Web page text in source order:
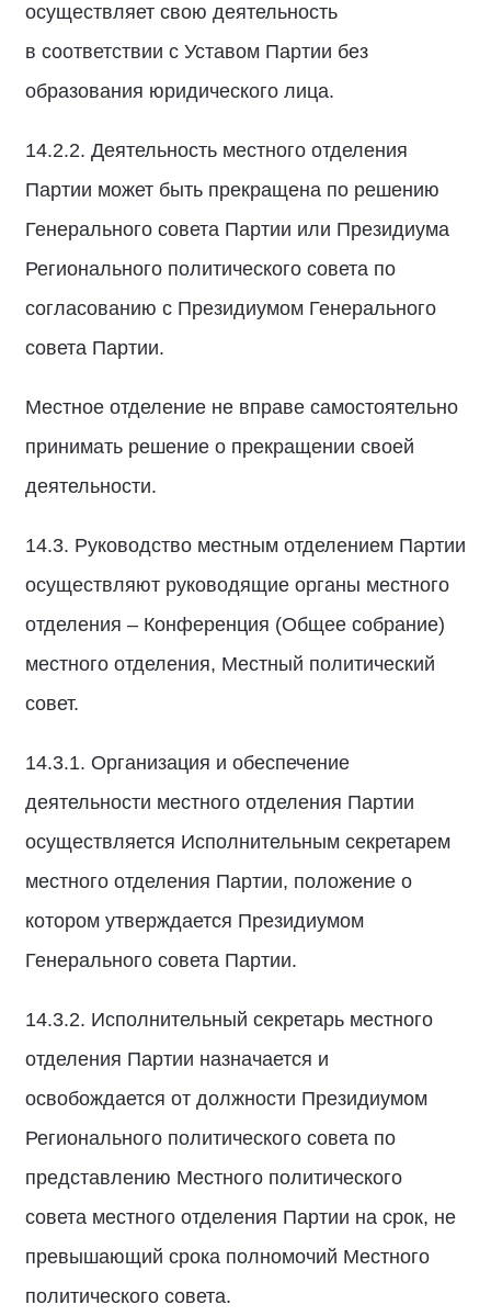
осуществляет свою деятельность
в соответствии с Уставом Партии без
образования юридического лица.
14.2.2. Деятельность местного отделения
Партии может быть прекращена по решению
Генерального совета Партии или Президиума
Регионального политического совета по
согласованию с Президиумом Генерального
совета Партии.
Местное отделение не вправе самостоятельно
принимать решение о прекращении своей
деятельности.
14.3. Руководство местным отделением Партии
осуществляют руководящие органы местного
отделения – Конференция (Общее собрание)
местного отделения, Местный политический
совет.
14.3.1. Организация и обеспечение
деятельности местного отделения Партии
осуществляется Исполнительным секретарем
местного отделения Партии, положение о
котором утверждается Президиумом
Генерального совета Партии.
14.3.2. Исполнительный секретарь местного
отделения Партии назначается и
освобождается от должности Президиумом
Регионального политического совета по
представлению Местного политического
совета местного отделения Партии на срок, не
превышающий срока полномочий Местного
политического совета.